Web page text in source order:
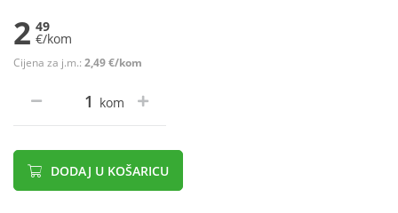
2 49
€/kom
Cijena za j.m.: 2,49 €/kom
kom
DODAJ U KOŠARICU